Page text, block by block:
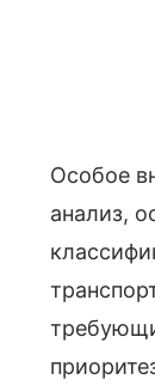
Особое
анализ,